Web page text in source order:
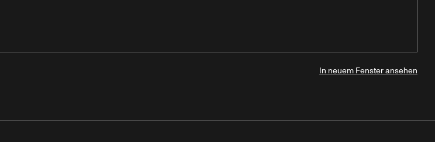
In neuem Fenster ansehen